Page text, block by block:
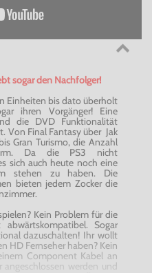
sogar den Nachfolger!
Einheiten bis dato überholt
ihren Vorgänger! Eine
die DVD Funktionalität
Von Final Fantasy über Jak
Gran Turismo, die Anzahl
Da die PS3 nicht
sich auch heute noch eine
stehen zu haben. Die
bieten jedem Zocker die
Kein Problem für die
Sogar
dazuschalten! Ihr wollt
HD Fernseher haben? Kein
Component Kabel an
angeschlossen werden und